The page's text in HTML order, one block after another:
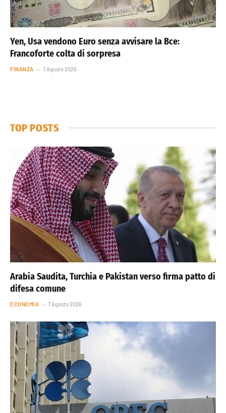
Yen, Usa vendono Euro senza avvisare la Bce:
Francoforte colta di sorpresa
FINANZA 7 Agosto 2026
TOP POSTS
Arabia Saudita, Turchia e Pakistan verso firma patto di
difesa comune
ECONOMIA 7 Agosto 2026